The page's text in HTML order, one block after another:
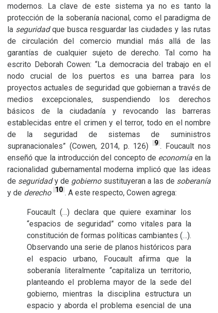
modernos. La clave de este sistema ya no es tanto la
protección de la soberanía nacional, como el paradigma de
la seguridadque busca resguardar las ciudades y las rutas
de circulación del comercio mundial más allá de las
garantías de cualquier sujeto de derecho. Tal como ha
escrito Deborah Cowen: “La democracia del trabajo en el
nodo crucial de los puertos es una barrea para los
proyectos actuales de seguridad que gobiernan a través de
medios excepcionales, suspendiendo los derechos
básicos de la ciudadanía y revocando las barreras
establecidas entre el crimen y el terror, todo en el nombre
de la seguridad de sistemas de suministros
supranacionales” (Cowen, 2014, p. 126) 9 . Foucault nos
enseñó que la introducción del concepto de economía en la
racionalidad gubernamental moderna implicó que las ideas
de seguridady de gobiernosustituyeran a las de soberanía
y de derecho 10 . A este respecto, Cowen agrega:
Foucault (…) declara que quiere examinar los
“espacios de seguridad” como vitales para la
constitución de formas políticas cambiantes (…).
Observando una serie de planos históricos para
el espacio urbano, Foucault afirma que la
soberanía literalmente “capitaliza un territorio,
planteando el problema mayor de la sede del
gobierno, mientras la disciplina estructura un
espacio y aborda el problema esencial de una